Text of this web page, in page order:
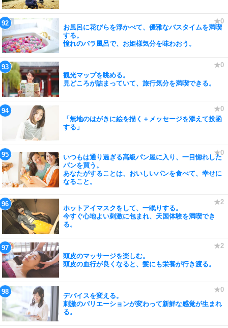
お風呂に花びらを浮かべて、優雅なバスタイムを満喫
する。
憧れのバラ風呂で、お姫様気分を味わおう。
観光マップを眺める。
見どころが詰まっていて、旅行気分を満喫できる。
「無地のはがきに絵を描く＋メッセージを添えて投函
する」
いつもは通り過ぎる高級パン屋に入り、一目惚れした
パンを買う。
あなたがすることは、おいしいパンを食べて、幸せに
なること。
ホットアイマスクをして、一眠りする。
今すぐ心地よい刺激に包まれ、天国体験を満喫でき
る。
頭皮のマッサージを楽しむ。
頭皮の血行が良くなると、髪にも栄養が行き渡る。
デバイスを変える。
刺激のバリエーションが変わって新鮮な感覚が生まれ
る。